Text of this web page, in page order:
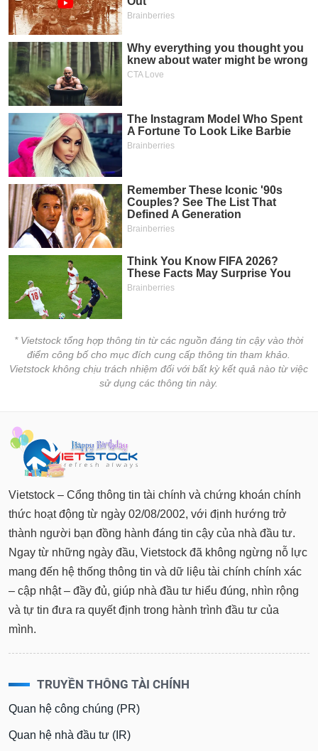
* Vietstock tổng hợp thông tin từ các nguồn đáng tin cậy vào thời
điểm công bố cho mục đích cung cấp thông tin tham khảo.
Vietstock không chịu trách nhiệm đối với bất kỳ kết quả nào từ việc
sử dụng các thông tin này.
Vietstock – Cổng thông tin tài chính và chứng khoán chính
thức hoạt động từ ngày 02/08/2002, với định hướng trở
thành người bạn đồng hành đáng tin cậy của nhà đầu tư.
Ngay từ những ngày đầu, Vietstock đã không ngừng nỗ lực
mang đến hệ thống thông tin và dữ liệu tài chính chính xác
– cập nhật – đầy đủ, giúp nhà đầu tư hiểu đúng, nhìn rộng
và tự tin đưa ra quyết định trong hành trình đầu tư của
mình.
TRUYỀN THÔNG TÀI CHÍNH
Quan hệ công chúng (PR)
Quan hệ nhà đầu tư (IR)